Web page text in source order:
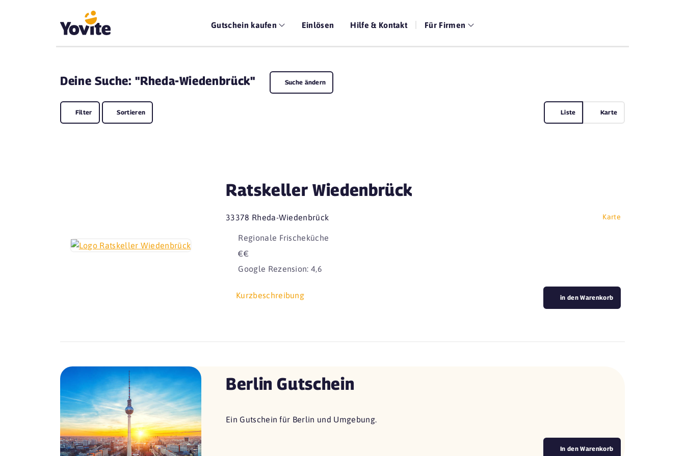
Gutschein kaufen Einlösen Hilfe & Kontakt Für Firmen
Deine Suche: "Rheda-Wiedenbrück" Suche ändern
Filter Sortieren Liste Karte
Ratskeller Wiedenbrück
33378 Rheda-Wiedenbrück Karte
Regionale Frischeküche
€€
Google Rezension: 4,6
Kurzbeschreibung in den Warenkorb
Berlin Gutschein
Ein Gutschein für Berlin und Umgebung.
In den Warenkorb